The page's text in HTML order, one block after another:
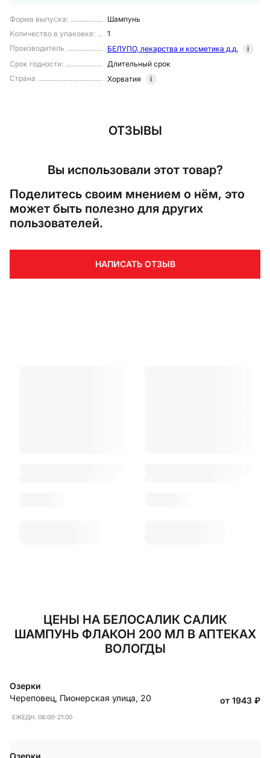
Форма выпуска:
Шампунь
Количество в упаковке:
1
Производитель
БЕЛУПО, лекарства и косметика д.д.
i
Срок годности:
Длительный срок
Страна
Хорватия i
ОТЗЫВЫ
Вы использовали этот товар?
Поделитесь своим мнением о нём, это
может быть полезно для других
пользователей.
НАПИСАТЬ ОТЗЫВ
ЦЕНЫ НА БЕЛОСАЛИК САЛИК
ШАМПУНЬ ФЛАКОН 200 МЛ В АПТЕКАХ
ВОЛОГДЫ
Озерки
Череповец, Пионерская улица, 20
ЕЖЕДН. 08:00-21:00
от 1943₽
Озерки